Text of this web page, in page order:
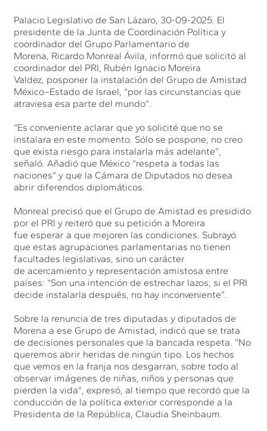
Palacio Legislativo de San Lázaro, 30-09-2025. El
presidente de la Junta de Coordinación Política y
coordinador del Grupo Parlamentario de
Morena, Ricardo Monreal Ávila, informó que solicitó al
coordinador del PRI, Rubén Ignacio Moreira
Valdez, posponer la instalación del Grupo de Amistad
México–Estado de Israel, “por las circunstancias que
atraviesa esa parte del mundo”.
“Es conveniente aclarar que yo solicité que no se
instalara en este momento. Sólo se pospone; no creo
que exista riesgo para instalarla más adelante”,
señaló. Añadió que México “respeta a todas las
naciones” y que la Cámara de Diputados no desea
abrir diferendos diplomáticos.
Monreal precisó que el Grupo de Amistad es presidido
por el PRI y reiteró que su petición a Moreira
fue esperar a que mejoren las condiciones. Subrayó
que estas agrupaciones parlamentarias no tienen
facultades legislativas, sino un carácter
de acercamiento y representación amistosa entre
países: “Son una intención de estrechar lazos; si el PRI
decide instalarla después, no hay inconveniente”.
Sobre la renuncia de tres diputadas y diputados de
Morena a ese Grupo de Amistad, indicó que se trata
de decisiones personales que la bancada respeta. “No
queremos abrir heridas de ningún tipo. Los hechos
que vemos en la franja nos desgarran, sobre todo al
observar imágenes de niñas, niños y personas que
pierden la vida”, expresó, al tiempo que recordó que la
conducción de la política exterior corresponde a la
Presidenta de la República, Claudia Sheinbaum.